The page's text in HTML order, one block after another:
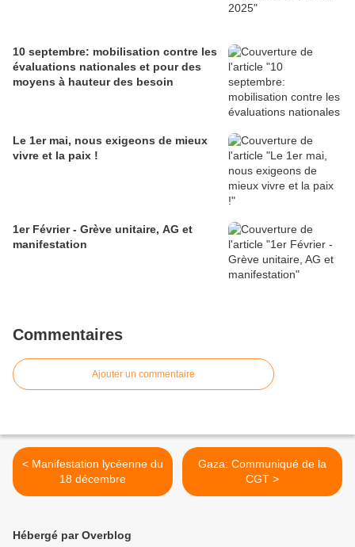
10 septembre: mobilisation contre les
évaluations nationales et pour des
moyens à hauteur des besoin
Le 1er mai, nous exigeons de mieux
vivre et la paix !
1er Février - Grève unitaire, AG et
manifestation
Commentaires
Ajouter un commentaire
< Manifestation lycéenne du
18 décembre
Gaza: Communiqué de la
CGT >
Hébergé par Overblog